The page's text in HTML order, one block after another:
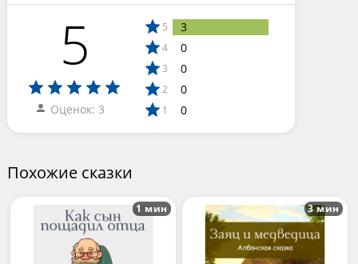
5
Оценок: 3
5 3
4 0
3 0
2 0
1 0
Похожие сказки
1 мин 3 мин